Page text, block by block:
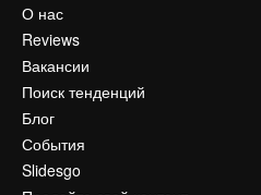
О нас
Reviews
Вакансии
Поиск тенденций
Блог
События
Slidesgo